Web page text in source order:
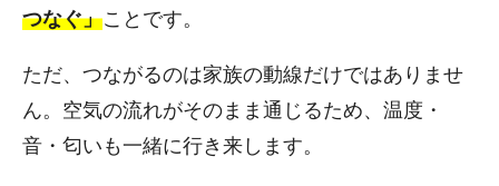
つなぐ」ことです。
ただ、つながるのは家族の動線だけではありませ
ん。空気の流れがそのまま通じるため、温度・
音・匂いも一緒に行き来します。